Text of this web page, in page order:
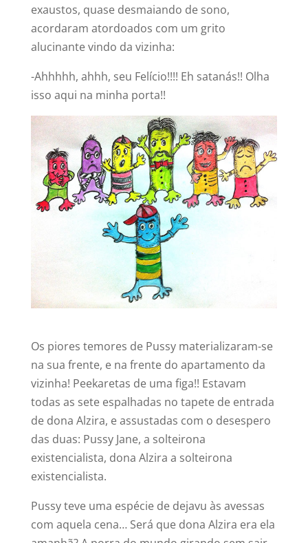
exaustos, quase desmaiando de sono,
acordaram atordoados com um grito
alucinante vindo da vizinha:
-Ahhhhh, ahhh, seu Felício!!!! Eh satanás!! Olha
isso aqui na minha porta!!
Os piores temores de Pussy materializaram-se
na sua frente, e na frente do apartamento da
vizinha! Peekaretas de uma figa!! Estavam
todas as sete espalhadas no tapete de entrada
de dona Alzira, e assustadas com o desespero
das duas: Pussy Jane, a solteirona
existencialista, dona Alzira a solteirona
existencialista.
Pussy teve uma espécie de dejavu às avessas
com aquela cena… Será que dona Alzira era ela